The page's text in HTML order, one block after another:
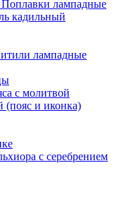
Поплавки лампадные
кадильный
лампадные
с молитвой
(пояс и иконка)
с серебрением